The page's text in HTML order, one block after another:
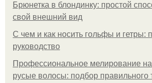
Брюнетка в блондинку: простой
свой внешний вид
С чем и как носить гольфы и гетры:
руководство
Профессиональное мелирование
русые волосы: подбор правильного